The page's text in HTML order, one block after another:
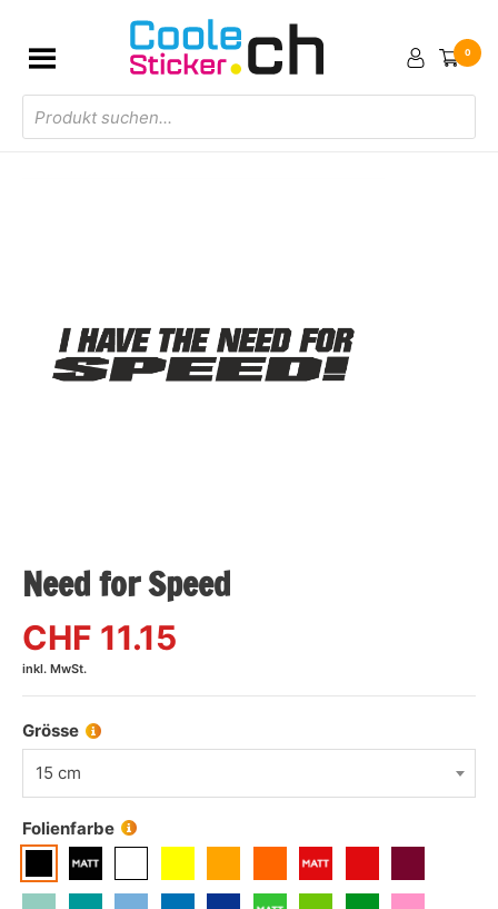
Products
search
0
Need for Speed
CHF 11.15
inkl. MwSt.
Grösse
15 cm
Folienfarbe